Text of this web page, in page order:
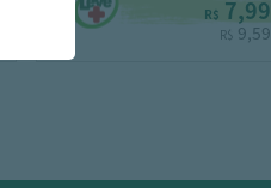
R$ 7,99
R$ 9,59